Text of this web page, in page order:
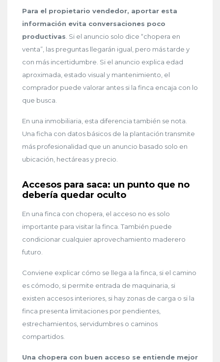
Para el propietario vendedor, aportar esta
información evita conversaciones poco
productivas . Si el anuncio solo dice “chopera en
venta”, las preguntas llegarán igual, pero más tarde y
con más incertidumbre. Si el anuncio explica edad
aproximada, estado visual y mantenimiento, el
comprador puede valorar antes si la finca encaja con lo
que busca.
En una inmobiliaria, esta diferencia también se nota.
Una ficha con datos básicos de la plantación transmite
más profesionalidad que un anuncio basado solo en
ubicación, hectáreas y precio.
Accesos para saca: un punto que no
debería quedar oculto
En una finca con chopera, el acceso no es solo
importante para visitar la finca. También puede
condicionar cualquier aprovechamiento maderero
futuro.
Conviene explicar cómo se llega a la finca, si el camino
es cómodo, si permite entrada de maquinaria, si
existen accesos interiores, si hay zonas de carga o si la
finca presenta limitaciones por pendientes,
estrechamientos, servidumbres o caminos
compartidos.
Una chopera con buen acceso se entiende mejor